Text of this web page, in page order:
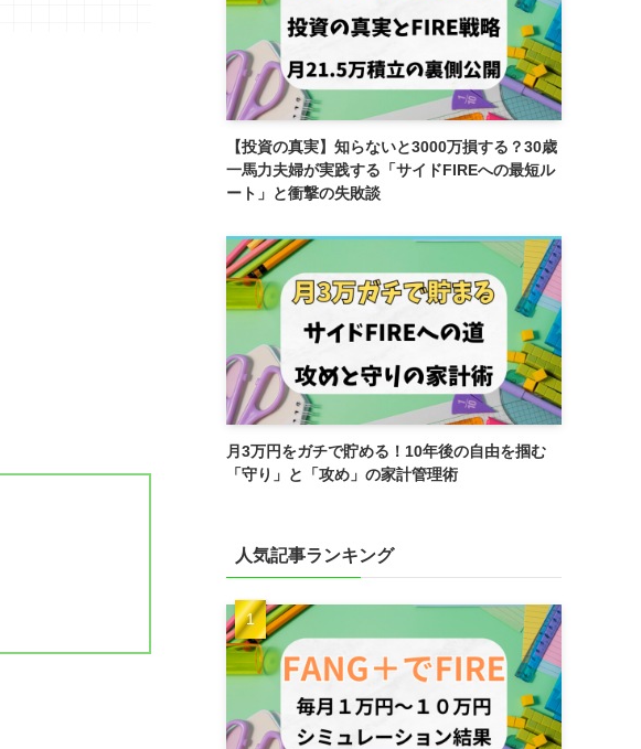
【投資の真実】知らないと3000万損する？30歳
一馬力夫婦が実践する「サイドFIREへの最短ル
ート」と衝撃の失敗談
月3万円をガチで貯める！10年後の自由を掴む
「守り」と「攻め」の家計管理術
人気記事ランキング